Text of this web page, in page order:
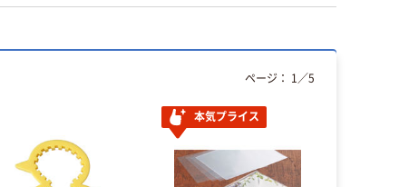
本気プライス
ページ： 1 ／5